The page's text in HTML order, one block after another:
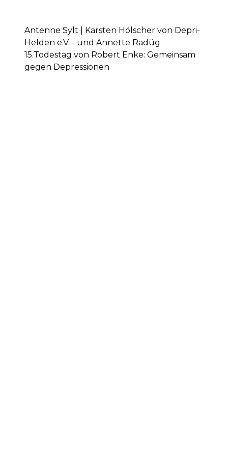
Antenne Sylt | Karsten Hölscher von Depri-
Helden e.V. - und Annette Radüg
15.Todestag von Robert Enke: Gemeinsam
gegen Depressionen